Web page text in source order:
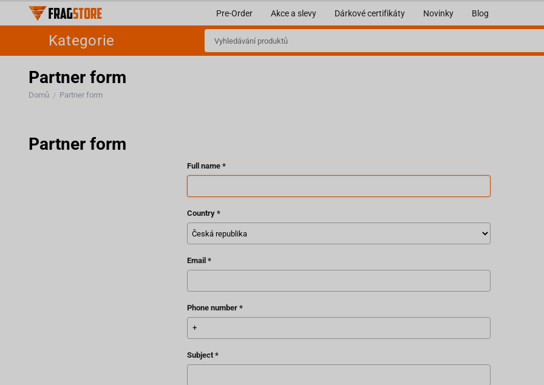
Pre-Order Akce a slevy Dárkové certifikáty Novinky Blog
Kategorie
Partner form
Domů / Partner form
Partner form
Full name
Country
Email
Phone number
Subject